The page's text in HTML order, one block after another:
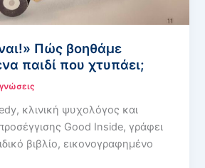
Πώς βοηθάμε
παιδί που χτυπάει;
κλινική ψυχολόγος και
Good Inside, γράφει
βιβλίο, εικονογραφημένο